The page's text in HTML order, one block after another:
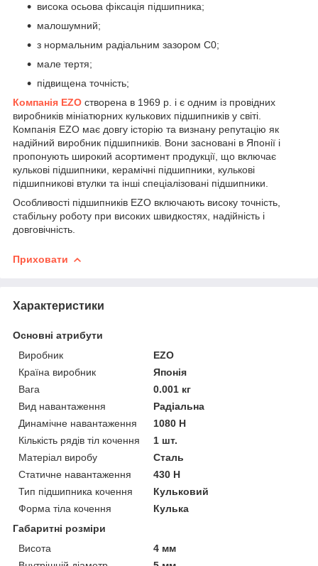
висока осьова фіксація підшипника;
малошумний;
з нормальним радіальним зазором С0;
мале тертя;
підвищена точність;
Компанія EZO створена в 1969 р. і є одним із провідних
виробників мініатюрних кулькових підшипників у світі.
Компанія EZO має довгу історію та визнану репутацію як
надійний виробник підшипників. Вони засновані в Японії і
пропонують широкий асортимент продукції, що включає
кулькові підшипники, керамічні підшипники, кулькові
підшипникові втулки та інші спеціалізовані підшипники.
Особливості підшипників EZO включають високу точність,
стабільну роботу при високих швидкостях, надійність і
довговічність.
Приховати
Характеристики
Основні атрибути
Виробник
EZO
Країна виробник
Японія
Вага
0.001 кг
Вид навантаження
Радіальна
Динамічне навантаження
1080 Н
Кількість рядів тіл кочення
1 шт.
Матеріал виробу
Сталь
Статичне навантаження
430 Н
Тип підшипника кочення
Кульковий
Форма тіла кочення
Кулька
Габаритні розміри
Висота
4 мм